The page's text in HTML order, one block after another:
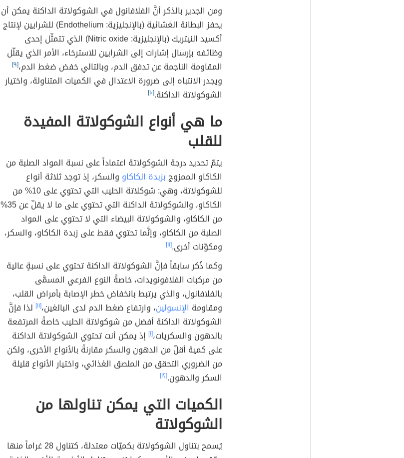
ومن الجدير بالذكر أنَّ الفلافانول في الشوكولاتة الداكنة يمكن أن
يحفز البطانة الغشائية (بالإنجليزية: Endothelium)‏ للشرايين لإنتاج
أكسيد النيتريك (بالإنجليزية: Nitric oxide) الذي تتمثّل إحدى
وظائفه بإرسال إشارات إلى الشرايين للاسترخاء، الأمر الذي يقلّل
المقاومة الناجمة عن تدفق الدم، وبالتالي خفض ضغط الدم،[٩]
ويجدر الانتباه إلى ضرورة الاعتدال في الكميات المتناولة، واختيار
الشوكولاتة الداكنة.[١٠]
ما هي أنواع الشوكولاتة المفيدة
للقلب
يتمّ تحديد درجة الشوكولاتة اعتماداً على نسبة المواد الصلبة من
الكاكاو الممزوجبزبدة الكاكاو والسكر، إذ توجد ثلاثة أنواع
للشوكولاتة، وهي: شوكلاتة الحليب التي تحتوي على 10% من
الكاكاو، والشوكولاتة الداكنة التي تحتوي على ما لا يقلّ عن 35%
من الكاكاو، والشوكولاتة البيضاء التي لا تحتوي على المواد
الصلبة من الكاكاو، وإنَّما تحتوي فقط على زبدة الكاكاو، والسكر،
ومكوّنات أخرى.[١١]
وكما ذُكر سابقاً فإنَّ الشوكولاتة الداكنة تحتوي على نسبةٍ عالية
من مركبات الفلافونويدات، خاصةً النوع الفرعي المسمَّى
بالفلافانول، والذي يرتبط بانخفاض خطر الإصابة بأمراض القلب،
ومقاومة الإنسولين، وارتفاع ضغط الدم لدى البالغين،[١١]
لذا فإنَّ
الشوكولاتة الداكنة أفضل من شوكولاتة الحليب خاصةً المرتفعة
بالدهون والسكريات،[١] إذ يمكن أنت تحتوي الشوكولاتة الداكنة
على كمية أقلّ من الدهون والسكر مقارنةً بالأنواع الأخرى، ولكن
من الضروري التحقق من الملصق الغذائي، واختيار الأنواع قليلة
السكر والدهون.[١٢]
الكميات التي يمكن تناولها من
الشوكولاتة
يُسمح بتناول الشوكولاتة بكميّات معتدلة، كتناول 28 غراماً منها